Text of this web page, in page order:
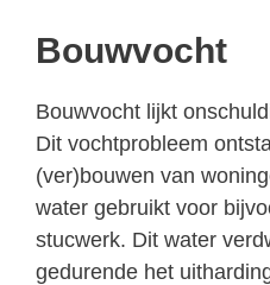
Bouwvocht
Bouwvocht lijkt
Dit vochtprobleem
(ver)bouwen van
water gebruikt voor
stucwerk. Dit water
gedurende het